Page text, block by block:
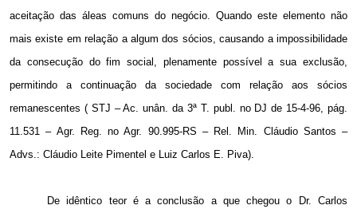
aceitação das áleas comuns do negócio. Quando este elemento não
mais existe em relação a algum dos sócios, causando a impossibilidade
da consecução do fim social, plenamente possível a sua exclusão,
permitindo a continuação da sociedade com relação aos sócios
remanescentes ( STJ – Ac. unân. da 3ª T. publ. no DJ de 15-4-96, pág.
11.531 – Agr. Reg. no Agr. 90.995-RS – Rel. Min. Cláudio Santos –
Advs.: Cláudio Leite Pimentel e Luiz Carlos E. Piva).
De idêntico teor é a conclusão a que chegou o Dr. Carlos